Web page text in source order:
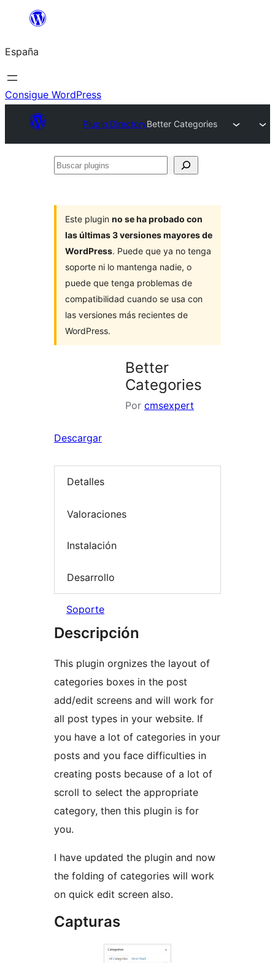
Saltar
contenido
España
Consigue WordPress
Plugin DirectoryBetter Categories
Buscar
Este plugin no se ha probado con
las últimas 3 versiones mayores de
WordPress. Puede que ya no tenga
soporte ni lo mantenga nadie, o
puede que tenga problemas de
compatibilidad cuando se usa con
las versiones más recientes de
WordPress.
Better
Categories
Por cmsexpert
Descargar
Detalles
Valoraciones
Instalación
Desarrollo
Soporte
Descripción
This plugin orgnizes the layout of
categories boxes in the post
add/edit screens and will work for
all post types in your website. If
you have a lot of categories in your
posts and you face difficulties in
creating posts because of a lot of
scroll to select the appropriate
category, then this plugin is for
you.
I have updated the plugin and now
the folding of categories will work
on quick edit screen also.
Capturas